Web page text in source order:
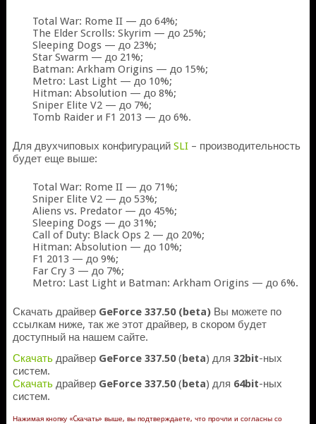
Total War: Rome II — до 64%;
The Elder Scrolls: Skyrim — до 25%;
Sleeping Dogs — до 23%;
Star Swarm — до 21%;
Batman: Arkham Origins — до 15%;
Metro: Last Light — до 10%;
Hitman: Absolution — до 8%;
Sniper Elite V2 — до 7%;
Tomb Raider и F1 2013 — до 6%.
Для двухчиповых конфигураций SLI– производительность
будет еще выше:
Total War: Rome II — до 71%;
Sniper Elite V2 — до 53%;
Aliens vs. Predator — до 45%;
Sleeping Dogs — до 31%;
Call of Duty: Black Ops 2 — до 20%;
Hitman: Absolution — до 10%;
F1 2013 — до 9%;
Far Cry 3 — до 7%;
Metro: Last Light и Batman: Arkham Origins — до 6%.
Скачать драйвер GeForce 337.50 (beta)Вы можете по
ссылкам ниже, так же этот драйвер, в скором будет
доступный на нашем сайте.
Скачатьдрайвер GeForce 337.50(beta) для 32bit-ных
систем.
Скачатьдрайвер GeForce 337.50(beta) для 64bit-ных
систем.
Нажимая кнопку «Cкачать» выше, вы подтверждаете, что прочли и согласны со